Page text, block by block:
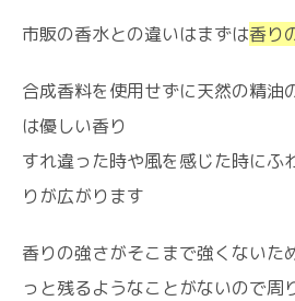
市販の香水との違いはまずは香り
合成香料を使用せずに天然の精油
は優しい香り
すれ違った時や風を感じた時にふ
りが広がります
香りの強さがそこまで強くないた
っと残るようなことがないので周